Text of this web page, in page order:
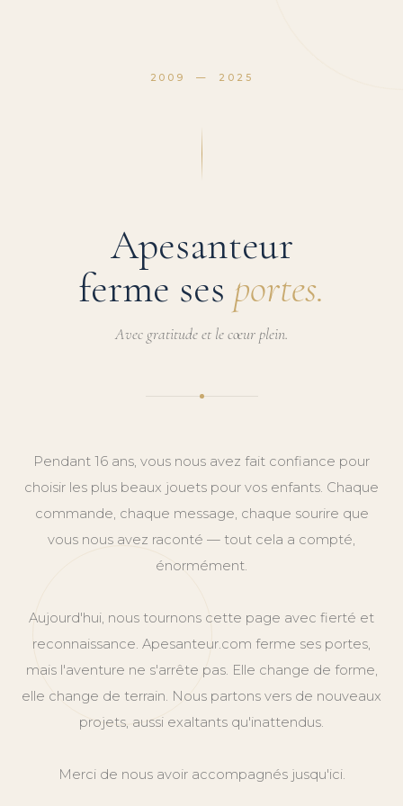
2009 — 2025
Apesanteur
ferme ses portes.
Avec gratitude et le cœur plein.
Pendant 16 ans, vous nous avez fait confiance pour
choisir les plus beaux jouets pour vos enfants. Chaque
commande, chaque message, chaque sourire que
vous nous avez raconté — tout cela a compté,
énormément.
Aujourd'hui, nous tournons cette page avec fierté et
reconnaissance. Apesanteur.com ferme ses portes,
mais l'aventure ne s'arrête pas. Elle change de forme,
elle change de terrain. Nous partons vers de nouveaux
projets, aussi exaltants qu'inattendus.
Merci de nous avoir accompagnés jusqu'ici.